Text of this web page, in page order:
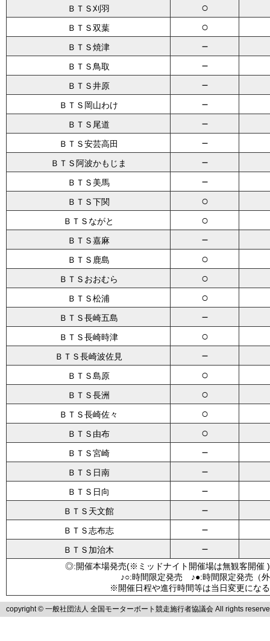
ＢＴＳ刈羽 ○
ＢＴＳ双葉 ○
ＢＴＳ焼津 －
ＢＴＳ鳥取 －
ＢＴＳ井原 －
ＢＴＳ岡山わけ －
ＢＴＳ尾道 －
ＢＴＳ安芸高田 －
ＢＴＳ阿波かもじま －
ＢＴＳ美馬 －
ＢＴＳ下関 ○
ＢＴＳながと ○
ＢＴＳ嘉麻 －
ＢＴＳ鹿島 ○
ＢＴＳおおむら ○
ＢＴＳ松浦 ○
ＢＴＳ長崎五島 －
ＢＴＳ長崎時津 ○
ＢＴＳ長崎波佐見 －
ＢＴＳ島原 ○
ＢＴＳ長洲 ○
ＢＴＳ長崎佐々 ○
ＢＴＳ由布 ○
ＢＴＳ宮崎 －
ＢＴＳ日南 －
ＢＴＳ日向 －
ＢＴＳ天文館 －
ＢＴＳ志布志 －
ＢＴＳ加治木 －
◎:開催本場発売(※ミッドナイト開催場は無観客
♪○:時間限定発売 ♪●:時間限定発売
※開催日程や進行時間等は当日変更にな
copyright © 一般社団法人 全国モーターボート競走施行者協議会 All rights